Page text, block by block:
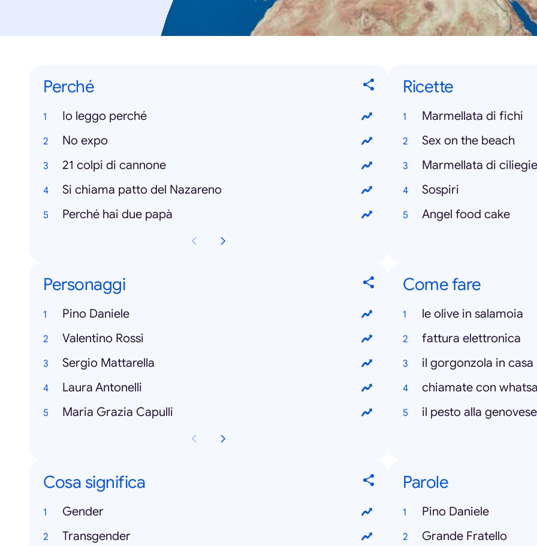
Perché
Io leggo perché
No expo
21 colpi di cannone
Si chiama patto del Nazareno
Perché hai due papà
Ricette
Marmellata di fichi
Sex on the beach
Marmellata di ciliegie
Sospiri
Angel food cake
Personaggi
Pino Daniele
Valentino Rossi
Sergio Mattarella
Laura Antonelli
Maria Grazia Capulli
Come fare
le olive in salamoia
fattura elettronica
il gorgonzola in casa
chiamate con
il pesto alla
Cosa significa
Gender
Transgender
Parole
Pino Daniele
Grande Fratello